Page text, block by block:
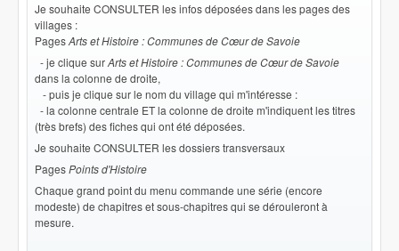
Je souhaite CONSULTER les infos déposées dans les pages des
villages :
PagesArts et Histoire : Communes de Cœur de Savoie
- je clique surArts et Histoire : Communes de Cœur de Savoie
dans la colonne de droite,
- puis je clique sur le nom du village qui m'intéresse :
- la colonne centrale ET la colonne de droite m'indiquent les titres
(très brefs) des fiches qui ont été déposées.
Je souhaite CONSULTER les dossiers transversaux
PagesPoints d'Histoire
Chaque grand point du menu commande une série (encore
modeste) de chapitres et sous-chapitres qui se dérouleront à
mesure.